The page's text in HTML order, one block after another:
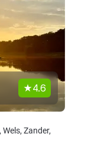
4.6
Zander,